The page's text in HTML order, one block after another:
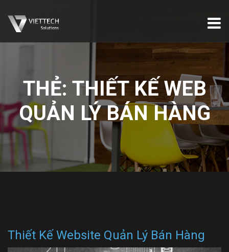
THẺ: THIẾT KẾ WEB
QUẢN LÝ BÁN HÀNG
Thiết Kế Website Quản Lý Bán Hàng